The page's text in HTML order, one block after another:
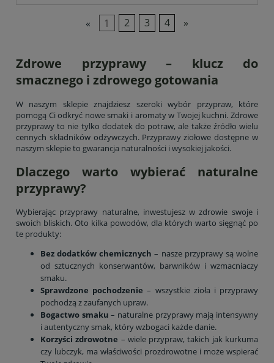
« 1 2 3 4 »
Zdrowe przyprawy – klucz do
smacznego i zdrowego gotowania
W naszym sklepie znajdziesz szeroki wybór przypraw, które
pomogą Ci odkryć nowe smaki i aromaty w Twojej kuchni. Zdrowe
przyprawy to nie tylko dodatek do potraw, ale także źródło wielu
cennych składników odżywczych. Przyprawy ziołowe dostępne w
naszym sklepie to gwarancja naturalności i wysokiej jakości.
Dlaczego warto wybierać naturalne
przyprawy?
Wybierając przyprawy naturalne, inwestujesz w zdrowie swoje i
swoich bliskich. Oto kilka powodów, dla których warto sięgnąć po
te produkty:
Bez dodatków chemicznych – nasze przyprawy są wolne
od sztucznych konserwantów, barwników i wzmacniaczy
smaku.
Sprawdzone pochodzenie – wszystkie zioła i przyprawy
pochodzą z zaufanych upraw.
Bogactwo smaku – naturalne przyprawy mają intensywny
i autentyczny smak, który wzbogaci każde danie.
Korzyści zdrowotne – wiele przypraw, takich jak kurkuma
czy lubczyk, ma właściwości prozdrowotne i może wspierać